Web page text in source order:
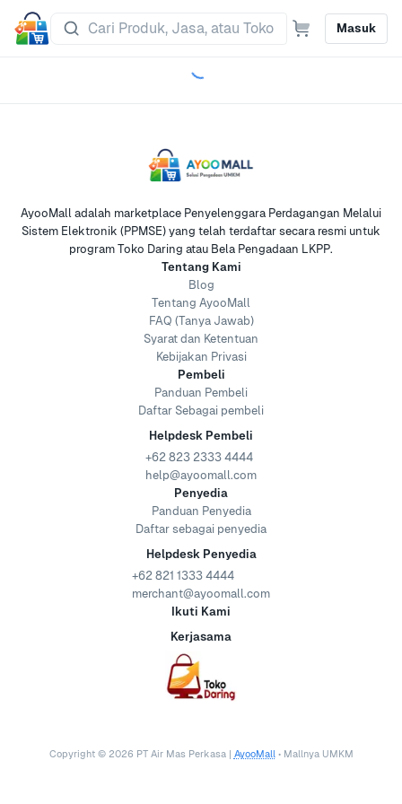
Masuk
AyooMall adalah marketplace Penyelenggara Perdagangan Melalui
Sistem Elektronik (PPMSE) yang telah terdaftar secara resmi untuk
program Toko Daring atau Bela Pengadaan LKPP.
Tentang Kami
Blog
Tentang AyooMall
FAQ (Tanya Jawab)
Syarat dan Ketentuan
Kebijakan Privasi
Pembeli
Panduan Pembeli
Daftar Sebagai pembeli
Helpdesk Pembeli
+62 823 2333 4444
help@ayoomall.com
Penyedia
Panduan Penyedia
Daftar sebagai penyedia
Helpdesk Penyedia
+62 821 1333 4444
merchant@ayoomall.com
Ikuti Kami
Kerjasama
Copyright © 2026 PT Air Mas Perkasa | AyooMall • Mallnya UMKM